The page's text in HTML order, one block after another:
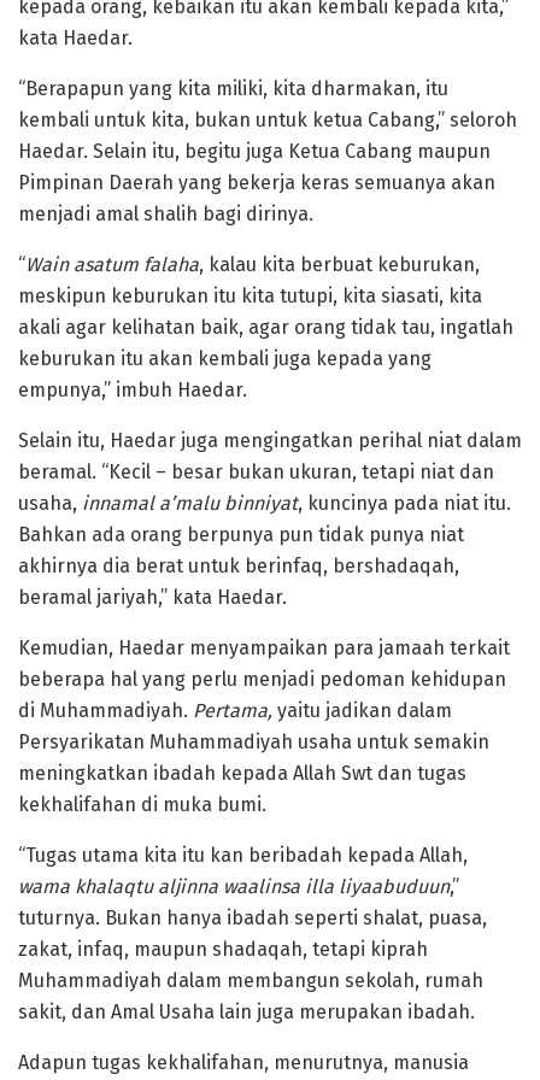
kepada orang, kebaikan itu akan kembali kepada kita,”
kata Haedar.
“Berapapun yang kita miliki, kita dharmakan, itu
kembali untuk kita, bukan untuk ketua Cabang,” seloroh
Haedar. Selain itu, begitu juga Ketua Cabang maupun
Pimpinan Daerah yang bekerja keras semuanya akan
menjadi amal shalih bagi dirinya.
“Wain asatum falaha, kalau kita berbuat keburukan,
meskipun keburukan itu kita tutupi, kita siasati, kita
akali agar kelihatan baik, agar orang tidak tau, ingatlah
keburukan itu akan kembali juga kepada yang
empunya,” imbuh Haedar.
Selain itu, Haedar juga mengingatkan perihal niat dalam
beramal. “Kecil – besar bukan ukuran, tetapi niat dan
usaha, innamal a’malu binniyat, kuncinya pada niat itu.
Bahkan ada orang berpunya pun tidak punya niat
akhirnya dia berat untuk berinfaq, bershadaqah,
beramal jariyah,” kata Haedar.
Kemudian, Haedar menyampaikan para jamaah terkait
beberapa hal yang perlu menjadi pedoman kehidupan
di Muhammadiyah. Pertama, yaitu jadikan dalam
Persyarikatan Muhammadiyah usaha untuk semakin
meningkatkan ibadah kepada Allah Swt dan tugas
kekhalifahan di muka bumi.
“Tugas utama kita itu kan beribadah kepada Allah,
wama khalaqtu aljinna waalinsa illa liyaabuduun,”
tuturnya. Bukan hanya ibadah seperti shalat, puasa,
zakat, infaq, maupun shadaqah, tetapi kiprah
Muhammadiyah dalam membangun sekolah, rumah
sakit, dan Amal Usaha lain juga merupakan ibadah.
Adapun tugas kekhalifahan, menurutnya, manusia